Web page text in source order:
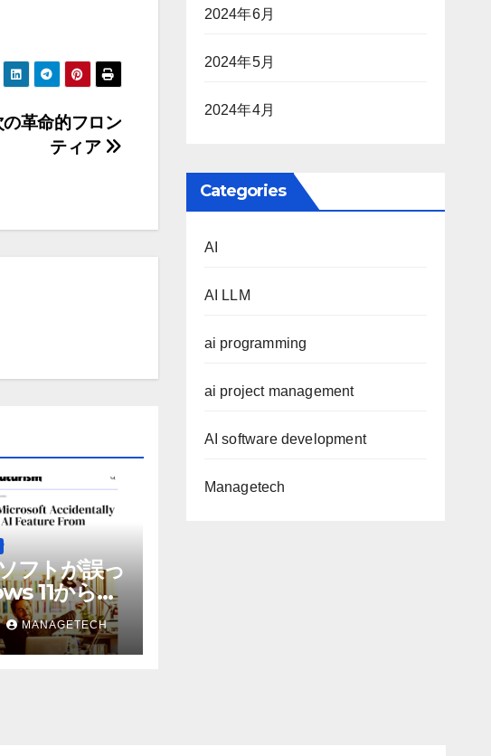
革命的フロン
ティア
フトが誤っ
11から嫌
AI機能を削
にユーザー
MANAGETECH
2024年6月
2024年5月
2024年4月
Categories
AI
AI LLM
ai programming
ai project management
AI software development
Managetech